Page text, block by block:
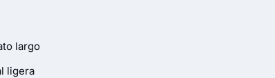
largo
ligera